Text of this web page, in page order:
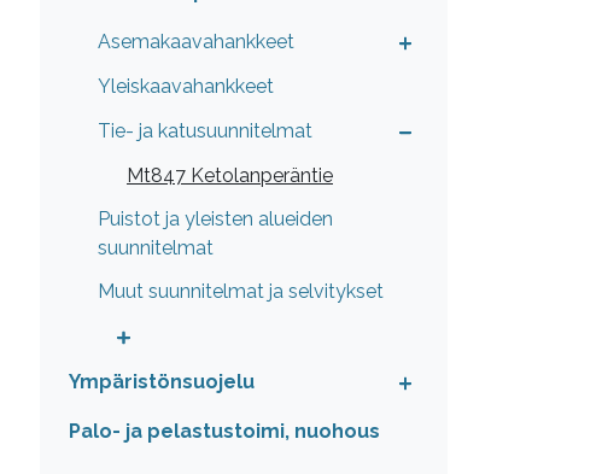
Asemakaavahankkeet
Yleiskaavahankkeet
Tie- ja katusuunnitelmat
Mt847 Ketolanperäntie
Puistot ja yleisten alueiden
suunnitelmat
Muut suunnitelmat ja selvitykset
Ympäristönsuojelu
Palo- ja pelastustoimi, nuohous